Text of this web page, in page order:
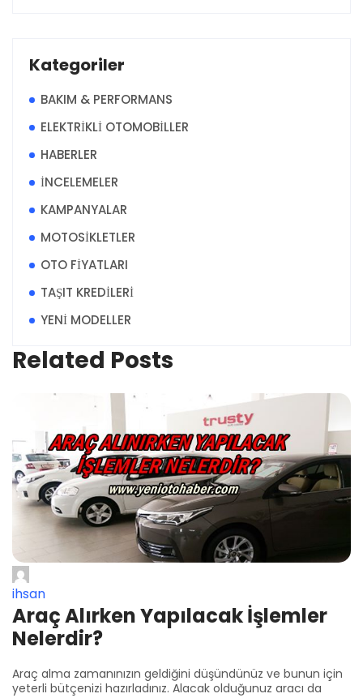
Kategoriler
BAKIM & PERFORMANS
ELEKTRİKLİ OTOMOBİLLER
HABERLER
İNCELEMELER
KAMPANYALAR
MOTOSİKLETLER
OTO FİYATLARI
TAŞIT KREDİLERİ
YENİ MODELLER
Related Posts
ihsan
Araç Alırken Yapılacak İşlemler
Nelerdir?
Araç alma zamanınızın geldiğini düşündünüz ve bunun için
yeterli bütçenizi hazırladınız. Alacak olduğunuz aracı da